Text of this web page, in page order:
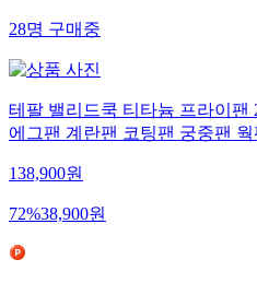
28명 구매중
테팔 밸리드쿡 티타늄 프라이팬
에그팬 계란팬 코팅팬 궁중팬
138,900원
72%38,900원